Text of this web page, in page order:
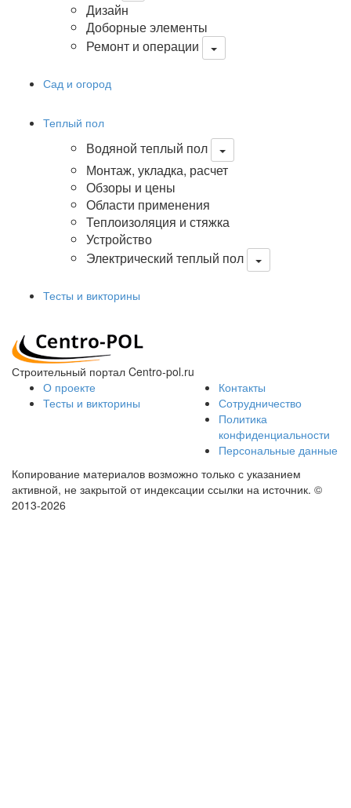
Дизайн
Доборные элементы
Ремонт и операции
Сад и огород
Теплый пол
Водяной теплый пол
Монтаж, укладка, расчет
Обзоры и цены
Области применения
Теплоизоляция и стяжка
Устройство
Электрический теплый пол
Тесты и викторины
Строительный портал Centro-pol.ru
О проекте
Тесты и викторины
Контакты
Сотрудничество
Политика
конфиденциальности
Персональные данные
Копирование материалов возможно только с указанием
активной, не закрытой от индексации ссылки на источник. ©
2013-2026